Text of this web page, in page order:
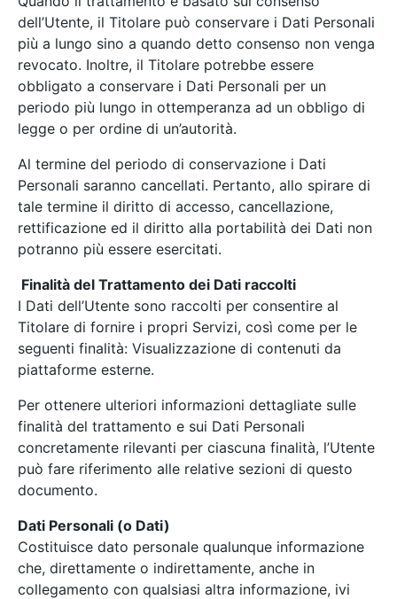
dell’Utente, il Titolare può conservare i Dati Personali
più a lungo sino a quando detto consenso non venga
revocato. Inoltre, il Titolare potrebbe essere
obbligato a conservare i Dati Personali per un
periodo più lungo in ottemperanza ad un obbligo di
legge o per ordine di un’autorità.
Al termine del periodo di conservazione i Dati
Personali saranno cancellati. Pertanto, allo spirare di
tale termine il diritto di accesso, cancellazione,
rettificazione ed il diritto alla portabilità dei Dati non
potranno più essere esercitati.
Finalità del Trattamento dei Dati raccolti
I Dati dell’Utente sono raccolti per consentire al
Titolare di fornire i propri Servizi, così come per le
seguenti finalità: Visualizzazione di contenuti da
piattaforme esterne.
Per ottenere ulteriori informazioni dettagliate sulle
finalità del trattamento e sui Dati Personali
concretamente rilevanti per ciascuna finalità, l’Utente
può fare riferimento alle relative sezioni di questo
documento.
Dati Personali (o Dati)
Costituisce dato personale qualunque informazione
che, direttamente o indirettamente, anche in
collegamento con qualsiasi altra informazione, ivi